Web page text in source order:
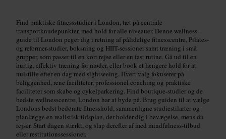
Find praktiske fitnessstudier i London, tæt på centrale
transportknudepunkter, med hold for alle niveauer. Denne wellness-
guide til London peger dig i retning af pålidelige fitnesscentre, Pilates-
og reformer-studier, boksning og HIIT-sessioner samt træning i små
grupper, som passer til en kort rejse eller en fast rutine. Gå ud til en
hurtig, effektiv træning før møder, eller book et længere hold for at
nulstille efter en dag med sightseeing. Hvert valg fokuserer på
beliggenhed, rene faciliteter, professionel coaching og praktiske
faciliteter som skabe og cykelparkering. Find boutique-studier og de
bedste wellnesscentre, London har at byde på. Brug guiden til at vælge
Londons bedst bedømte fitnesshold, sammenligne studiestilarter og
planlægge en realistisk tidsplan, der holder dig i bevægelse, mens du
rejser. Start dagen stærkt, og slap derefter af med mindfulness-tilbud
eller restitutionssessioner.